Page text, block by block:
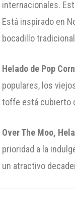
internacionales.
Está inspirado en
bocadillo
Helado de Pop
populares, los
toffe está cubierto
Over The Moo,
prioridad a la
un atractivo